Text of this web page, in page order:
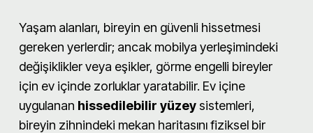
Yaşam alanları, bireyin en güvenli hissetmesi
gereken yerlerdir; ancak mobilya yerleşimindeki
değişiklikler veya eşikler, görme engelli bireyler
için ev içinde zorluklar yaratabilir. Ev içine
uygulanan hissedilebilir yüzeysistemleri,
bireyin zihnindeki mekan haritasını fiziksel bir